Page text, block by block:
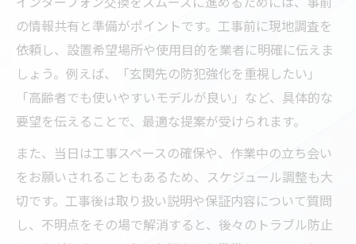
インターフォン工事前後での電気工事チェ
ックポイント
効率的な電気工事でインターフォン交換を
スピーディーに
の情報共有と準備がポイントです。工事前に現地調査を
依頼し、設置希望場所や使用目的を業者に明確に伝えま
しょう。例えば、「玄関先の防犯強化を重視したい」
「高齢者でも使いやすいモデルが良い」など、具体的な
要望を伝えることで、最適な提案が受けられます。
また、当日は工事スペースの確保や、作業中の立ち会い
をお願いされることもあるため、スケジュール調整も大
切です。工事後は取り扱い説明や保証内容について質問
し、不明点をその場で解消すると、後々のトラブル防止